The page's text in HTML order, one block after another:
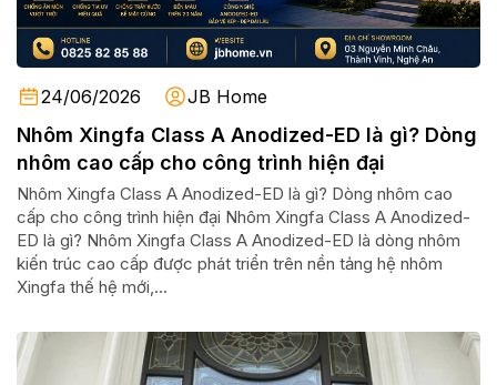
24/06/2026 JB Home
Nhôm Xingfa Class A Anodized-ED là gì? Dòng
nhôm cao cấp cho công trình hiện đại
Nhôm Xingfa Class A Anodized-ED là gì? Dòng nhôm cao
cấp cho công trình hiện đại Nhôm Xingfa Class A Anodized-
ED là gì? Nhôm Xingfa Class A Anodized-ED là dòng nhôm
kiến trúc cao cấp được phát triển trên nền tảng hệ nhôm
Xingfa thế hệ mới,...